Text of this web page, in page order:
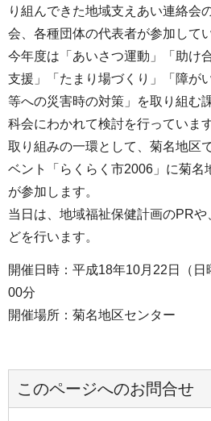
り組んできた地域支えあい連絡会
会、各種団体の代表者が参加して
今年度は「あいさつ運動」「助け
支援」「たまり場づくり」「障が
等への災害時の対策」を取り組む
科会にわかれて検討を行っています
取り組みの一環として、菊名地区
ベント「らくらく市2006」に菊名
が参加します。
当日は、地域福祉保健計画のPR
どを行います。
開催日時：平成18年10月22日（
00分
開催場所：菊名地区センター
このページへのお問合せ